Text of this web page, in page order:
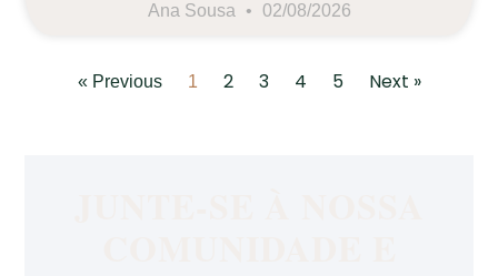
Ana Sousa 02/08/2026
« Previous 1 2 3 4 5 Next »